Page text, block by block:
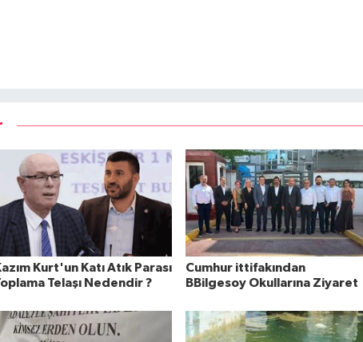
Kurt'un Katı Atık Parası
Telaşı Nedendir ?
Cumhur ittifakından
BBilgesoy Okullarına Ziyaret